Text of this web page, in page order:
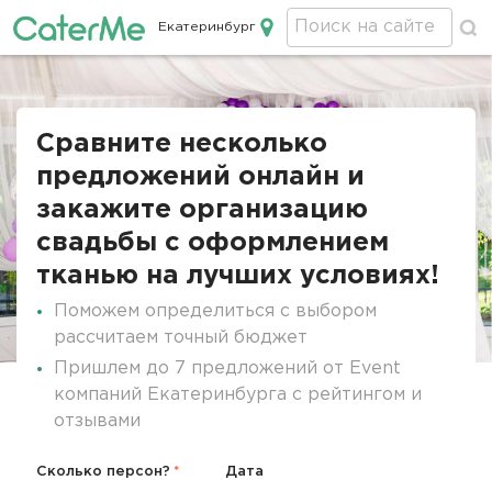
Кейтеринг в Екатеринбурге
Екатеринбург
Строка
Сравните несколько
предложений онлайн и
закажите организацию
свадьбы с оформлением
тканью на лучших условиях!
Поможем определиться с выбором
рассчитаем точный бюджет
Пришлем до 7 предложений от Event
компаний Екатеринбурга с рейтингом и
отзывами
Сколько персон? Дата